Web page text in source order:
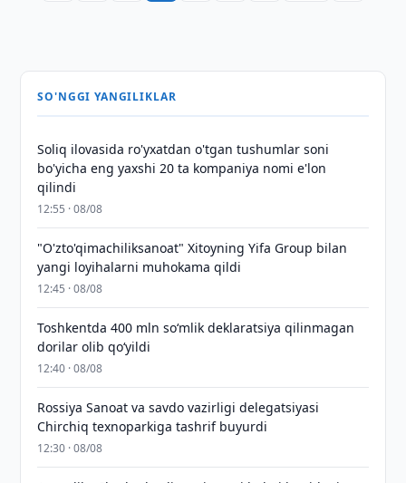
SO'NGGI YANGILIKLAR
Soliq ilovasida ro'yxatdan o'tgan tushumlar soni
bo'yicha eng yaxshi 20 ta kompaniya nomi e'lon
qilindi
12:55 · 08/08
"O'zto'qimachiliksanoat" Xitoyning Yifa Group bilan
yangi loyihalarni muhokama qildi
12:45 · 08/08
Toshkentda 400 mln so‘mlik deklaratsiya qilinmagan
dorilar olib qo‘yildi
12:40 · 08/08
Rossiya Sanoat va savdo vazirligi delegatsiyasi
Chirchiq texnoparkiga tashrif buyurdi
12:30 · 08/08